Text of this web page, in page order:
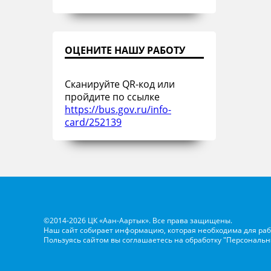
ОЦЕНИТЕ НАШУ РАБОТУ
Сканируйте QR-код или
пройдите по ссылке
https://bus.gov.ru/info-
card/252139
©2014-2026 ЦК «Аан-Аартык». Все права защищены.
Наш сайт собирает информацию, которая необходима для
Пользуясь сайтом вы соглашаетесь на обработку